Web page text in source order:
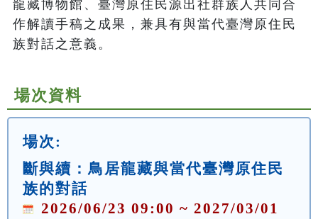
龍藏博物館、臺灣原住民源出社群族人共同合
作解讀手稿之成果，兼具有與當代臺灣原住民
族對話之意義。
場次資料
場次:
斷與續：鳥居龍藏與當代臺灣原住民
族的對話
2026/06/23 09:00 ~ 2027/03/01